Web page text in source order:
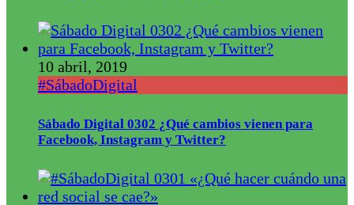
10 abril, 2019
#SábadoDigital
Sábado Digital 0302 ¿Qué cambios vienen para
Facebook, Instagram y Twitter?